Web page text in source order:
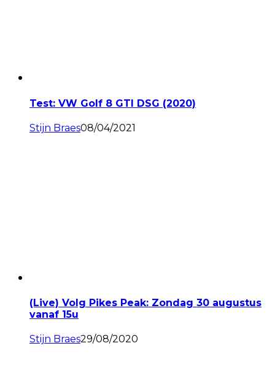
Test: VW Golf 8 GTI DSG (2020)
Stijn Braes08/04/2021
(Live) Volg Pikes Peak: Zondag 30 augustus
vanaf 15u
Stijn Braes29/08/2020